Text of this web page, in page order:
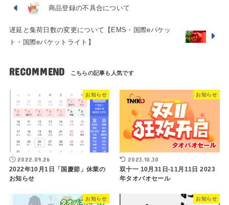
商品登録の不具合について
遅延と集荷日数の変更について【EMS・国際eパケッ
ト・国際eパケットライト】
RECOMMEND
お知らせ
2022.09.26
2022年10月1日「国慶節」休業の
お知らせ
お知らせ
2023.10.30
双十一 10月31日-11月11日 2023
年タオバオセール
お知らせ お知らせ